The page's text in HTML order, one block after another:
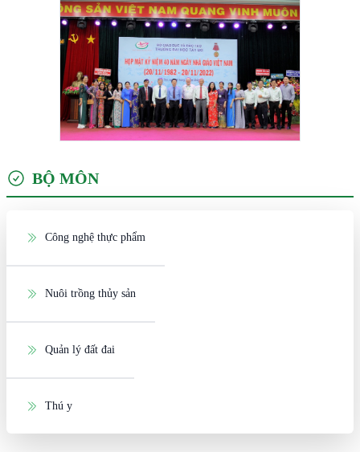
BỘ MÔN
Công nghệ thực phẩm
Nuôi trồng thủy sản
Quản lý đất đai
Thú y